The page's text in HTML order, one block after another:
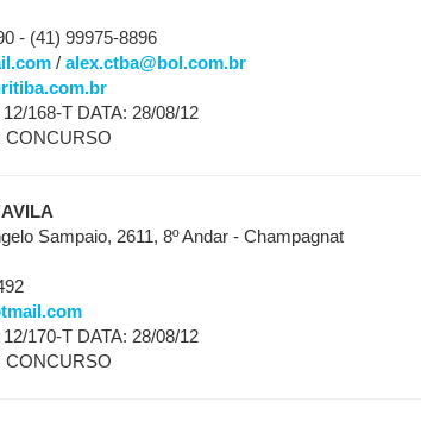
- (41) 99975-8896
/ alex.ctba@bol.com.br
168-T DATA: 28/08/12
CONCURSO
Sampaio, 2611, 8º Andar - Champagnat
170-T DATA: 28/08/12
CONCURSO